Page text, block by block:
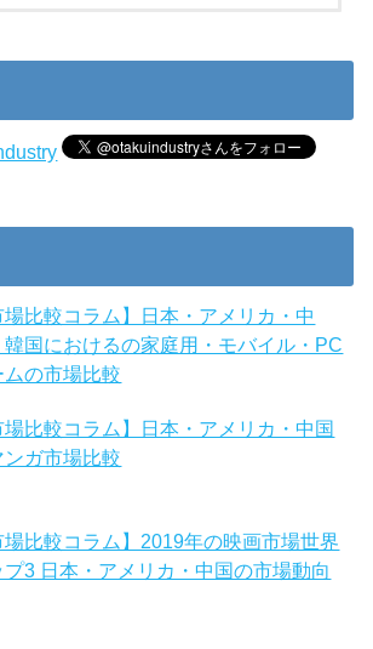
場比較コラム】日本・アメリカ・中
韓国におけるの家庭用・モバイル・PC
ムの市場比較
場比較コラム】日本・アメリカ・中国
ンガ市場比較
場比較コラム】2019年の映画市場世界
プ3 日本・アメリカ・中国の市場動向